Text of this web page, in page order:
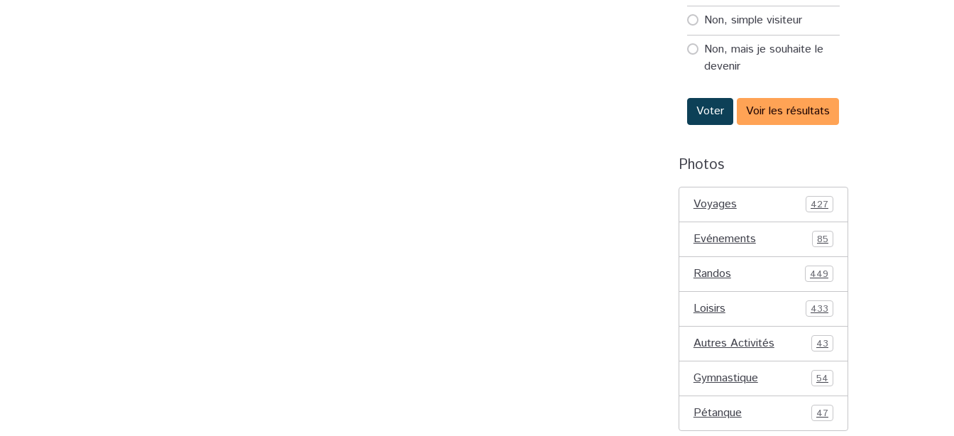
Non, simple visiteur
Non, mais je souhaite le
devenir
Voter Voir les résultats
Photos
Voyages 427
Evénements 85
Randos 449
Loisirs 433
Autres Activités 43
Gymnastique 54
Pétanque 47